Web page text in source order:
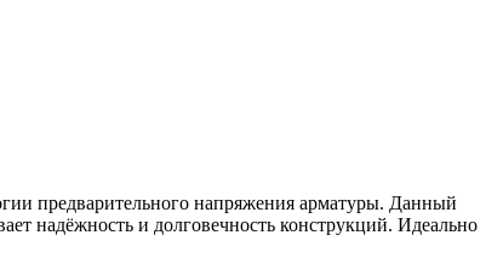
предварительного напряжения арматуры. Данный
надёжность и долговечность конструкций. Идеально